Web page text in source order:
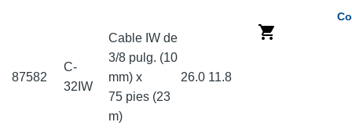
87582
C-
32IW
Cable IW de
3/8 pulg. (10
mm) x
75 pies (23
m)
26.0 11.8